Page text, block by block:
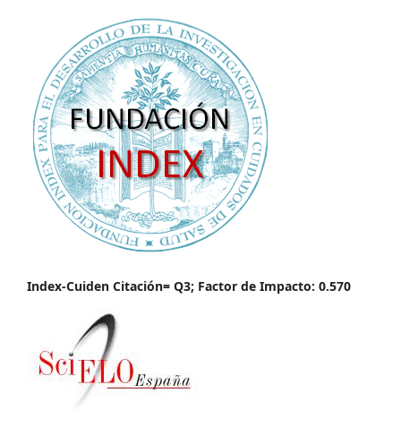
Index-Cuiden Citación= Q3; Factor de Impacto: 0.570